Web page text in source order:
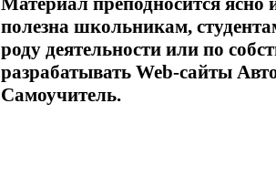
полезна школьникам,
роду деятельности или по
разрабатывать Web-сайты
Самоучитель.